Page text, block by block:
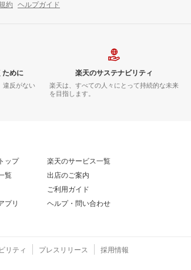
約 ヘルプガイド
ために
違反がない
楽天のサステナビリティ
楽天は、すべての人々にとって持続的な未来
を目指します。
ップ
覧
プリ
楽天のサービス一覧
出店のご案内
ご利用ガイド
ヘルプ・問い合わせ
リティ プレスリリース 採用情報